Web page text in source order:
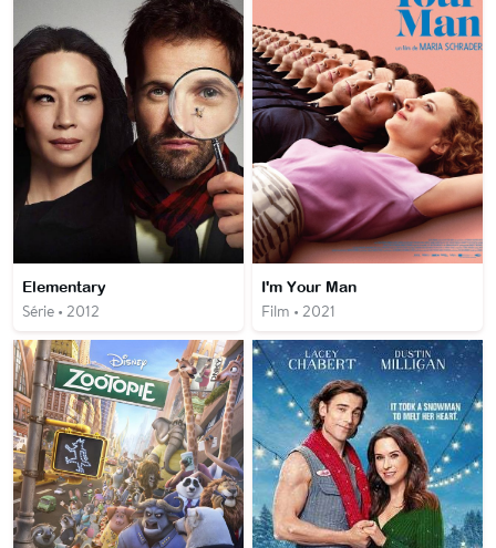
Elementary
Série • 2012
I'm Your Man
Film • 2021